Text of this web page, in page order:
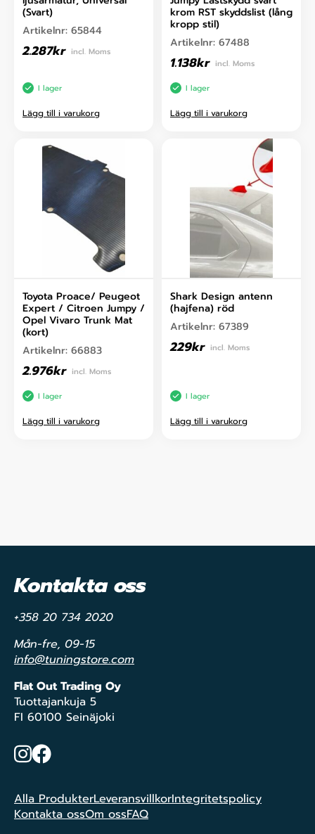
(Svart)
Artikelnr: 65844
2.287kr incl. Moms
I lager
Lägg till i varukorg
krom RST skyddslist (lång
kropp stil)
Artikelnr: 67488
1.138kr incl. Moms
I lager
Lägg till i varukorg
Toyota Proace/ Peugeot
Expert / Citroen Jumpy /
Opel Vivaro Trunk Mat
(kort)
Artikelnr: 66883
2.976kr incl. Moms
I lager
Lägg till i varukorg
Shark Design antenn
(hajfena) röd
Artikelnr: 67389
229kr incl. Moms
I lager
Lägg till i varukorg
Kontakta oss
+358 20 734 2020
Mån-fre, 09-15
info@tuningstore.com
Flat Out Trading Oy
Tuottajankuja 5
FI 60100 Seinäjoki
Instagram
Facebook
Alla ProdukterLeveransvillkorIntegritetspolicy
Kontakta ossOm ossFAQ